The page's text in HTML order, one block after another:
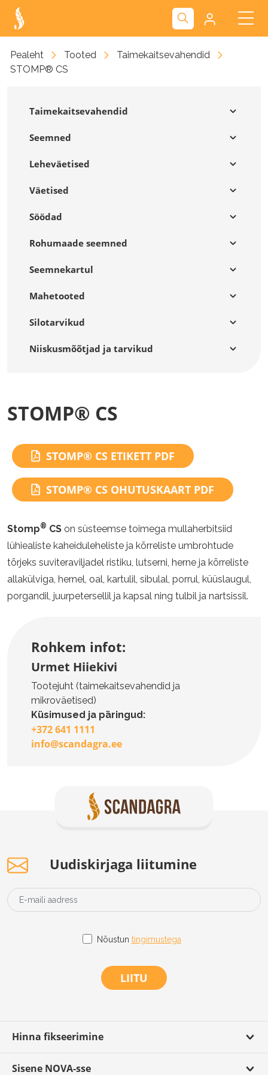
Kliendiportaal
Pealeht Tooted
Taimekaitsevahendid
STOMP® CS
Taimekaitsevahendid
Seemned
Leheväetised
Väetised
Söödad
Rohumaade seemned
Seemnekartul
Mahetooted
Silotarvikud
Niiskusmõõtjad ja tarvikud
STOMP® CS
STOMP® CS ETIKETT PDF
STOMP® CS OHUTUSKAART PDF
Stomp® CS on süsteemse toimega mullaherbitsiid
lühiealiste kaheiduleheliste ja kõrreliste umbrohtude
tõrjeks suviteraviljadel ristiku, lutserni, herne ja kõrreliste
allakülviga, hernel, oal, kartulil, sibulal, porrul, küüslaugul,
porgandil, juurpetersellil ja kapsal ning tulbil ja nartsissil.
Rohkem infot:
Urmet Hiiekivi
Tootejuht (taimekaitsevahendid ja
mikroväetised)
Küsimused ja päringud:
+372 641 1111
info@scandagra.ee
Uudiskirjaga liitumine
Nõustun tingimustega
LIITU
Hinna fikseerimine
Sisene NOVA-sse